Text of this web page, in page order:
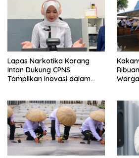
Lapas Narkotika Karang
Intan Dukung CPNS
Tampilkan Inovasi dalam